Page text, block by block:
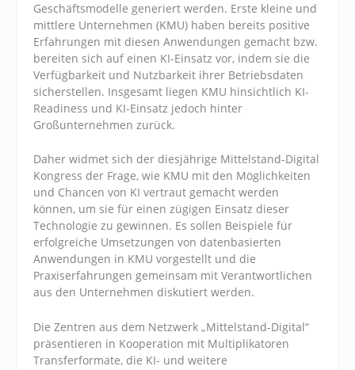
Geschäftsmodelle generiert werden. Erste kleine und
mittlere Unternehmen (KMU) haben bereits positive
Erfahrungen mit diesen Anwendungen gemacht bzw.
bereiten sich auf einen KI-Einsatz vor, indem sie die
Verfügbarkeit und Nutzbarkeit ihrer Betriebsdaten
sicherstellen. Insgesamt liegen KMU hinsichtlich KI-
Readiness und KI-Einsatz jedoch hinter
Großunternehmen zurück.
Daher widmet sich der diesjährige Mittelstand-Digital
Kongress der Frage, wie KMU mit den Möglichkeiten
und Chancen von KI vertraut gemacht werden
können, um sie für einen zügigen Einsatz dieser
Technologie zu gewinnen. Es sollen Beispiele für
erfolgreiche Umsetzungen von datenbasierten
Anwendungen in KMU vorgestellt und die
Praxiserfahrungen gemeinsam mit Verantwortlichen
aus den Unternehmen diskutiert werden.
Die Zentren aus dem Netzwerk „Mittelstand-Digital“
präsentieren in Kooperation mit Multiplikatoren
Transferformate, die KI- und weitere